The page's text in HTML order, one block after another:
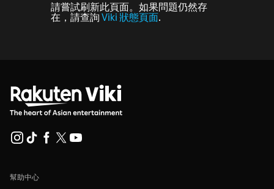
請嘗試刷新此頁面。如果問題仍然存
在，請查詢 Viki 狀態頁面.
幫助中心